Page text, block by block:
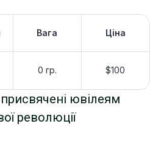
Вага Ціна
0 гр. $100
ювілеям
революції